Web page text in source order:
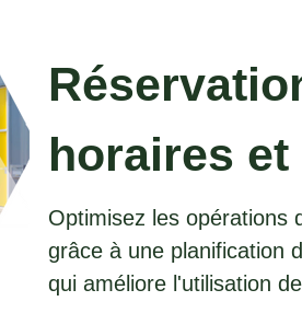
horaires
Optimisez les opérations
grâce à une planification
qui améliore l'utilisation